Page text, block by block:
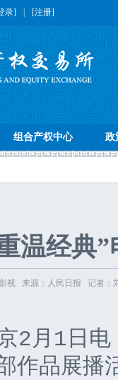
录] [注册]
组合产权中心 政
温经典
视 来源：人民日报 记者：
电（
作品展播